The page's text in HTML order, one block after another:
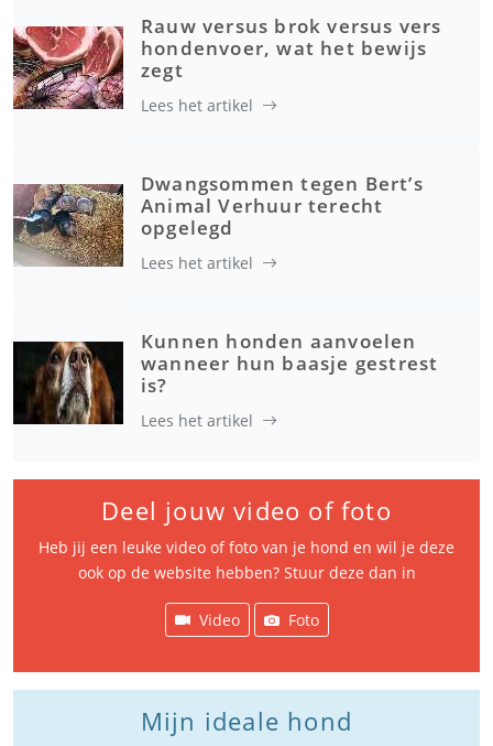
Rauw versus brok versus vers
hondenvoer, wat het bewijs
zegt
Lees het artikel
Dwangsommen tegen Bert’s
Animal Verhuur terecht
opgelegd
Lees het artikel
Kunnen honden aanvoelen
wanneer hun baasje gestrest
is?
Lees het artikel
Deel jouw video of foto
Heb jij een leuke video of foto van je hond en wil je deze
ook op de website hebben? Stuur deze dan in
Video Foto
Mijn ideale hond